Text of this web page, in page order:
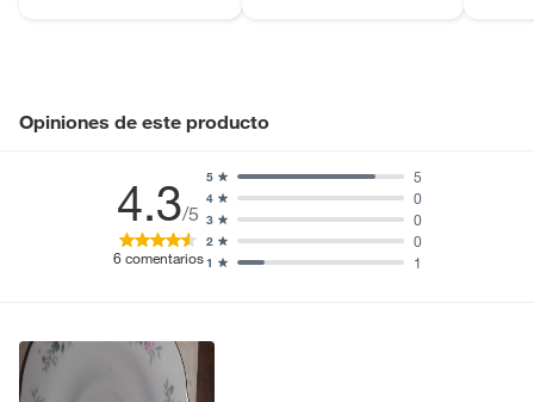
Opiniones de este producto
4.3/5
6 comentarios1 1
2 0
3 0
4 0
5 5